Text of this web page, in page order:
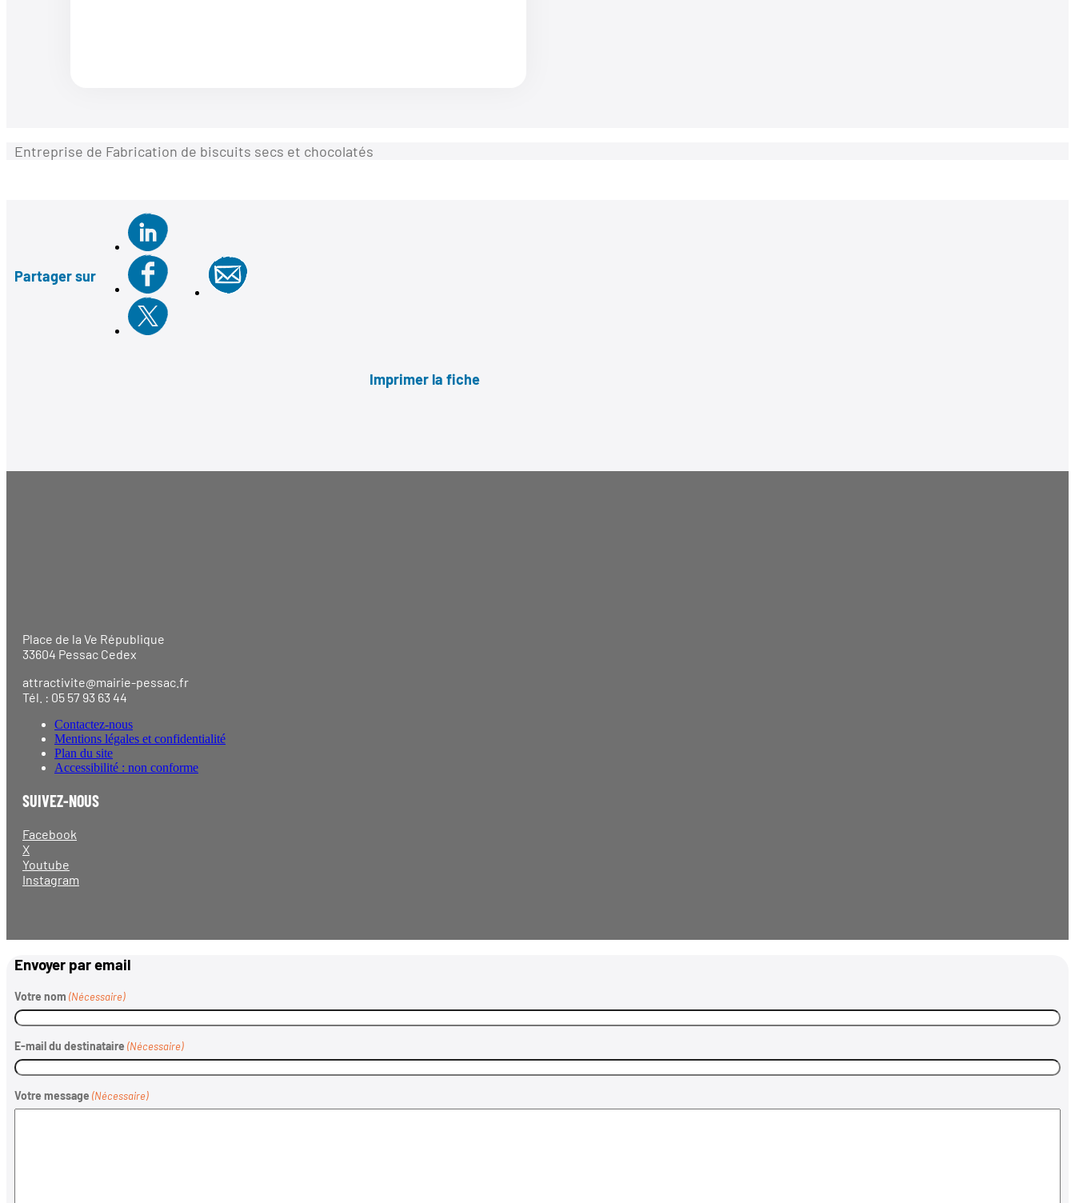
Entreprise de Fabrication de biscuits secs et chocolatés
Partager sur
Imprimer la fiche
Place de la Ve République
33604 Pessac Cedex
attractivite@mairie-pessac.fr
Tél. : 05 57 93 63 44
Contactez-nous
Mentions légales et confidentialité
Plan du site
Accessibilité : non conforme
SUIVEZ-NOUS
Facebook
X
Youtube
Instagram
Envoyer par email
Votre nom (Nécessaire)
E-mail du destinataire (Nécessaire)
Votre message (Nécessaire)